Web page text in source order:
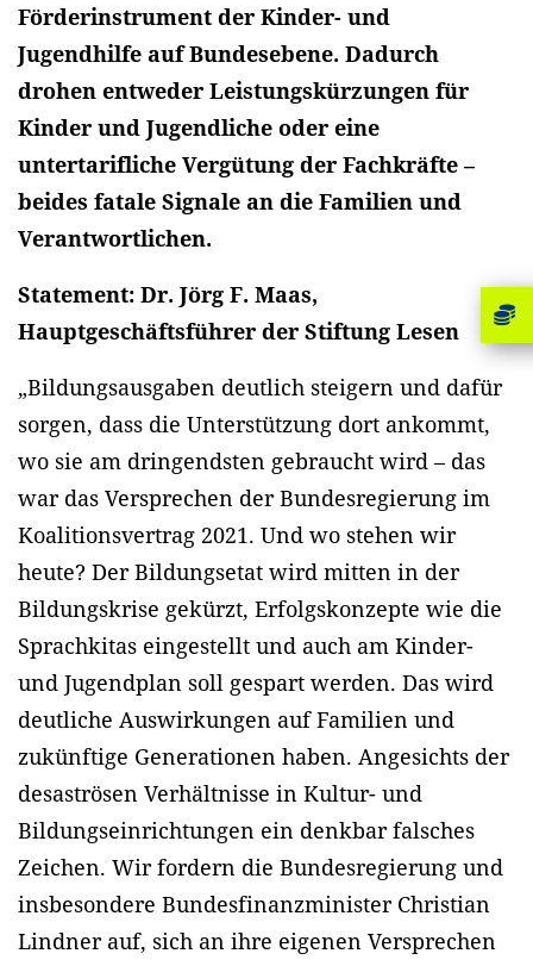
Förderinstrument der Kinder- und
Jugendhilfe auf Bundesebene. Dadurch
drohen entweder Leistungskürzungen für
Kinder und Jugendliche oder eine
untertarifliche Vergütung der Fachkräfte –
beides fatale Signale an die Familien und
Verantwortlichen.
Statement: Dr. Jörg F. Maas,
Hauptgeschäftsführer der Stiftung Lesen
„Bildungsausgaben deutlich steigern und dafür
sorgen, dass die Unterstützung dort ankommt,
wo sie am dringendsten gebraucht wird – das
war das Versprechen der Bundesregierung im
Koalitionsvertrag 2021. Und wo stehen wir
heute? Der Bildungsetat wird mitten in der
Bildungskrise gekürzt, Erfolgskonzepte wie die
Sprachkitas eingestellt und auch am Kinder-
und Jugendplan soll gespart werden. Das wird
deutliche Auswirkungen auf Familien und
zukünftige Generationen haben. Angesichts der
desaströsen Verhältnisse in Kultur- und
Bildungseinrichtungen ein denkbar falsches
Zeichen. Wir fordern die Bundesregierung und
insbesondere Bundesfinanzminister Christian
Lindner auf, sich an ihre eigenen Versprechen